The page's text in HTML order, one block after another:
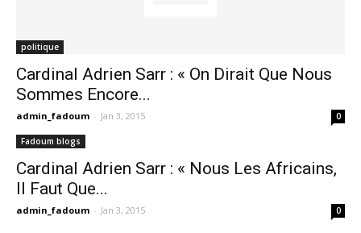
politique
Cardinal Adrien Sarr : « On Dirait Que Nous
Sommes Encore...
admin_fadoum - Jan 3, 2015 0
Fadoum blogs
Cardinal Adrien Sarr : « Nous Les Africains,
Il Faut Que...
admin_fadoum - Jan 3, 2015 0